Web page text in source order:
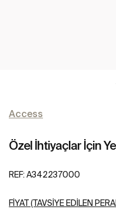
Access
Özel İhtiyaçlar İçin
REF: A342237000
FIYAT (TAVSIYE EDILEN